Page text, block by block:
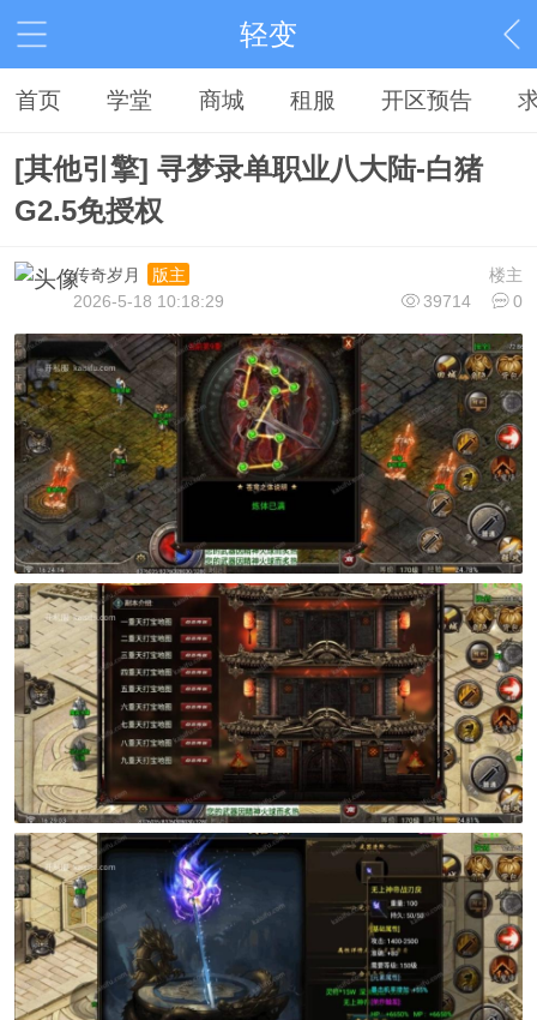
轻变
首页 学堂 商城 租服 开区预告
[其他引擎] 寻梦录单职业八大陆-白猪
G2.5免授权
楼主
传奇岁月
版主
39714
0
2026-5-18 10:18:29